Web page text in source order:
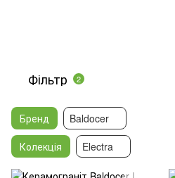
Фільтр 2
Бренд
Baldocer
Колекція
Electra